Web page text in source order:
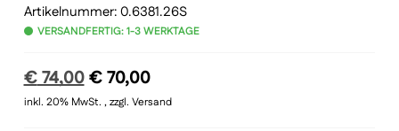
Artikelnummer:0.6381.26S
VERSANDFERTIG: 1-3 WERKTAGE
€74,00Ursprünglicher
Preis
€70,00Aktueller
Preis
inkl. 20% MwSt. , zzgl. Versand